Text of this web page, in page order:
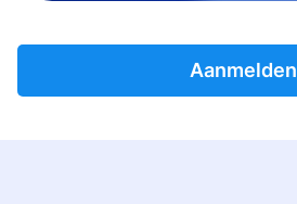
Aanmelden